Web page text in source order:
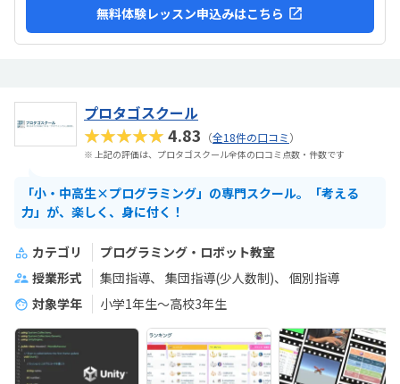
無料体験レッスン申込みはこちら
プロタゴスクール
★★★★★4.83 （全18件の口コミ）
※ 上記の評価は、プロタゴスクール全体の口コミ点数・件数です
「小・中高生×プログラミング」の専門スクール。「考える
力」が、楽しく、身に付く！
カテゴリ
プログラミング・ロボット教室
授業形式
集団指導 集団指導(少人数制)
個別指導
対象学年
小学1年生～高校3年生